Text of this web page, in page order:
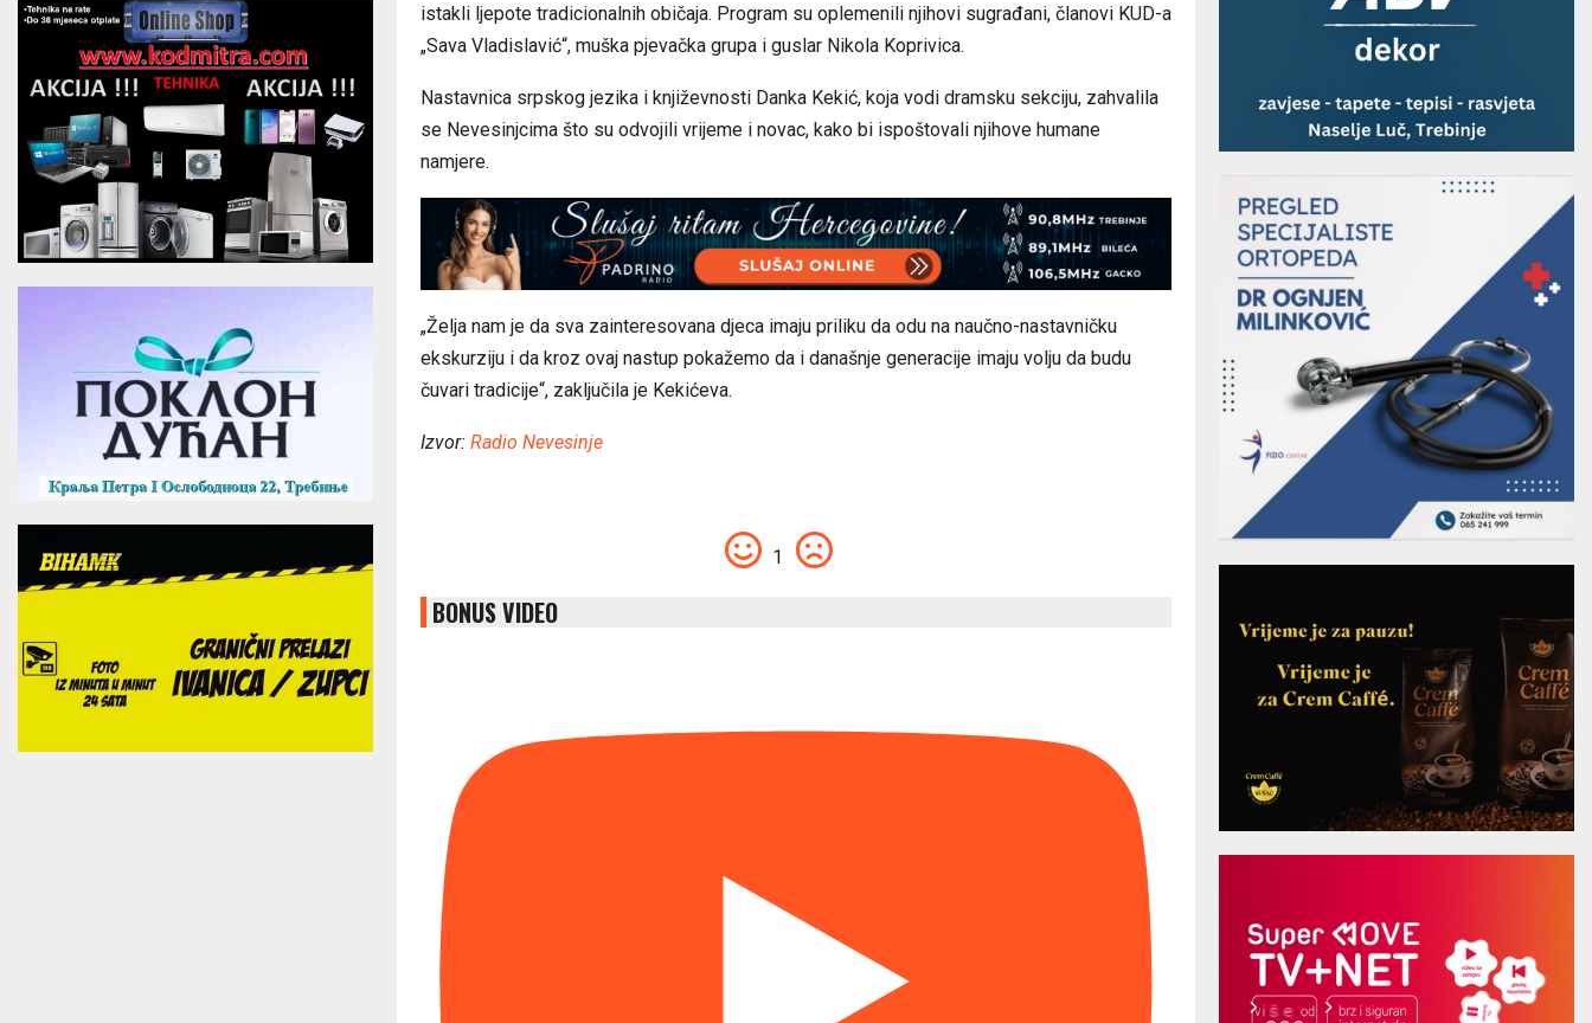
istakli ljepote tradicionalnih običaja. Program su oplemenili njihovi sugrađani, članovi KUD-a
„Sava Vladislavić“, muška pjevačka grupa i guslar Nikola Koprivica.
Nastavnica srpskog jezika i književnosti Danka Kekić, koja vodi dramsku sekciju, zahvalila
se Nevesinjcima što su odvojili vrijeme i novac, kako bi ispoštovali njihove humane
namjere.
„Želja nam je da sva zainteresovana djeca imaju priliku da odu na naučno-nastavničku
ekskurziju i da kroz ovaj nastup pokažemo da i današnje generacije imaju volju da budu
čuvari tradicije“, zaključila je Kekićeva.
Izvor: Radio Nevesinje
1
BONUS VIDEO